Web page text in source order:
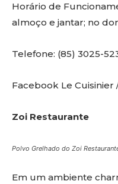
Horário de
almoço e jantar; no
Telefone: (85) 3025-
Facebook Le Cuisinier
Zoi Restaurante
Polvo Grelhado do Zoi
Em um ambiente